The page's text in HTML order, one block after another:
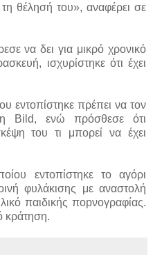
θέλησή του», αναφέρει σε
να δει για μικρό χρονικό
ισχυρίστηκε ότι έχει
εντοπίστηκε πρέπει να τον
Bild, ενώ πρόσθεσε ότι
του τι μπορεί να έχει
εντοπίστηκε το αγόρι
φυλάκισης με αναστολή
παιδικής ποpνογραφίας.
κράτηση.